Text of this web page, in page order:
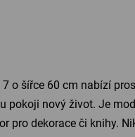
7 o šířce 60 cm nabízí
pokoji nový život. Je
pro dekorace či knihy.